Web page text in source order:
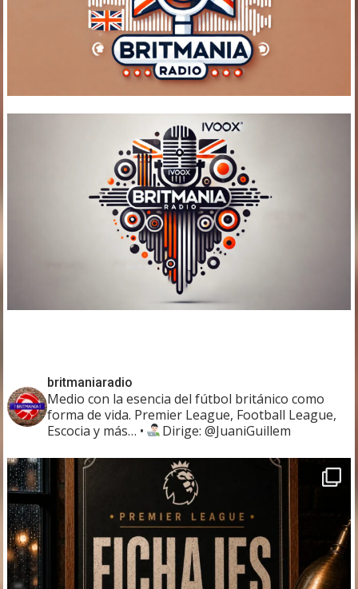
britmaniaradio
Medio con la esencia del fútbol británico como
forma de vida. Premier League, Football League,
Escocia y más… • Dirige: @JuaniGuillem